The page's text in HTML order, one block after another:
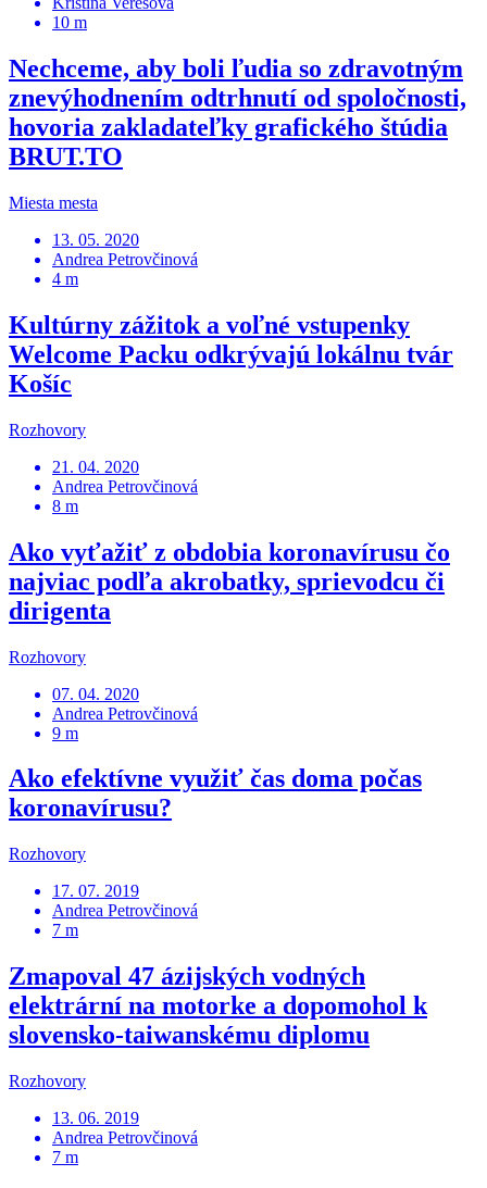
10 m
Nechceme, aby boli ľudia so zdravotným
znevýhodnením odtrhnutí od spoločnosti,
hovoria zakladateľky grafického štúdia
BRUT.TO
Miesta mesta
13. 05. 2020
Andrea Petrovčinová
4 m
Kultúrny zážitok a voľné vstupenky
Welcome Packu odkrývajú lokálnu tvár
Košíc
Rozhovory
21. 04. 2020
Andrea Petrovčinová
8 m
Ako vyťažiť z obdobia koronavírusu čo
najviac podľa akrobatky, sprievodcu či
dirigenta
Rozhovory
07. 04. 2020
Andrea Petrovčinová
9 m
Ako efektívne využiť čas doma počas
koronavírusu?
Rozhovory
17. 07. 2019
Andrea Petrovčinová
7 m
Zmapoval 47 ázijských vodných
elektrární na motorke a dopomohol k
slovensko-taiwanskému diplomu
Rozhovory
13. 06. 2019
Andrea Petrovčinová
7 m